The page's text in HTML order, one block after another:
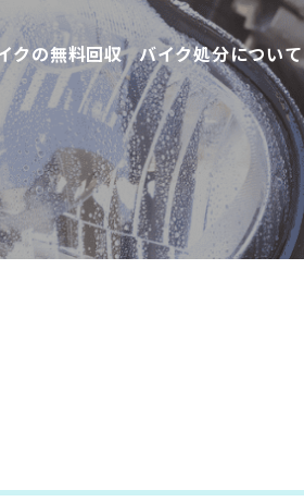
クの無料回収 バイク処分について